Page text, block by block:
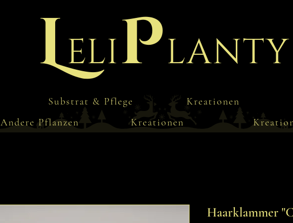
LeliPlanty
Andere Pflanzen
Substrat & Pflege Kreationen
Kreationen
Haarklammer